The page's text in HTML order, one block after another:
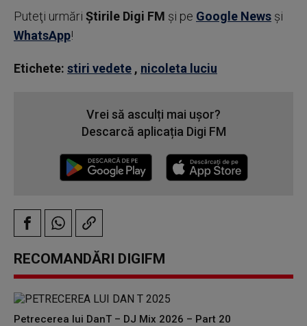
Puteţi urmări Știrile Digi FM şi pe Google News şi
WhatsApp!
Etichete: stiri vedete , nicoleta luciu
Vrei să asculți mai ușor?
Descarcă aplicația Digi FM
RECOMANDĂRI DIGIFM
Petrecerea lui DanT – DJ Mix 2026 – Part 20